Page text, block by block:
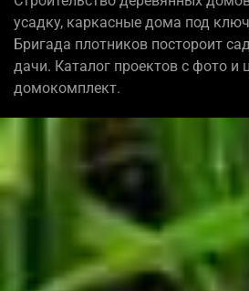
усадку, каркасные дома под
Бригада плотников постороит
дачи. Каталог проектов с фото и
домокомплект.